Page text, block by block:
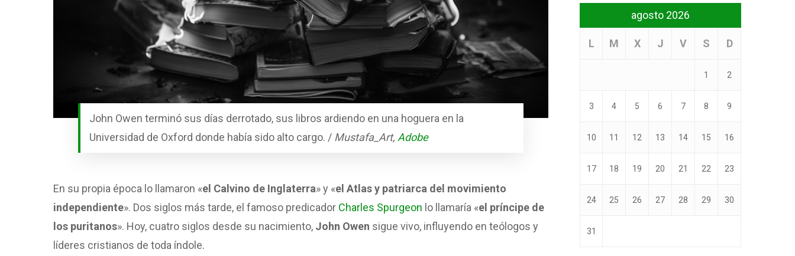
John Owen terminó sus días derrotado, sus libros ardiendo en una hoguera en la
Universidad de Oxford donde había sido alto cargo. / Mustafa_Art, Adobe
En su propia época lo llamaron «el Calvino de Inglaterra» y «el Atlas y patriarca del movimiento
independiente». Dos siglos más tarde, el famoso predicador Charles Spurgeon lo llamaría «el príncipe de
los puritanos». Hoy, cuatro siglos desde su nacimiento, John Owen sigue vivo, influyendo en teólogos y
líderes cristianos de toda índole.
agosto 2026
L M X J V S D
1 2
3 4 5 6 7 8 9
10 11 12 13 14 15 16
17 18 19 20 21 22 23
24 25 26 27 28 29 30
31